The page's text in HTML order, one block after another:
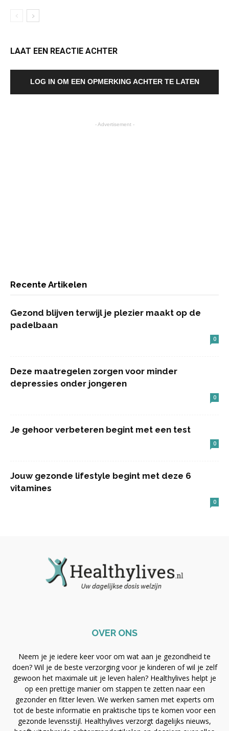
LAAT EEN REACTIE ACHTER
LOG IN OM EEN OPMERKING ACHTER TE LATEN
- Advertisement -
Recente Artikelen
Gezond blijven terwijl je plezier maakt op de
padelbaan
0
Deze maatregelen zorgen voor minder
depressies onder jongeren
0
Je gehoor verbeteren begint met een test
0
Jouw gezonde lifestyle begint met deze 6
vitamines
0
OVER ONS
Neem je je iedere keer voor om wat aan je gezondheid te
doen? Wil je de beste verzorging voor je kinderen of wil je zelf
gewoon het maximale uit je leven halen? Healthylives helpt je
op een prettige manier om stappen te zetten naar een
gezonder en fitter leven. We werken samen met experts om
tot de beste informatie en praktische tips te komen voor een
gezonde levensstijl. Healthylives verzorgt dagelijks nieuws,